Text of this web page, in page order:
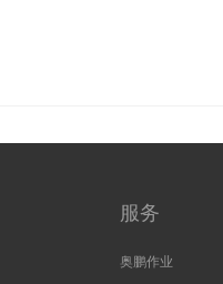
服务
奥鹏作业